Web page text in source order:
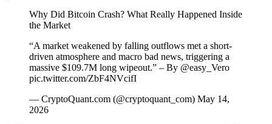
Why Did Bitcoin Crash? What Really Happened Inside
the Market
“A market weakened by falling outflows met a short-
driven atmosphere and macro bad news, triggering a
massive $109.7M long wipeout.” – By @easy_Vero
pic.twitter.com/ZbF4NVcifI
— CryptoQuant.com (@cryptoquant_com) May 14,
2026